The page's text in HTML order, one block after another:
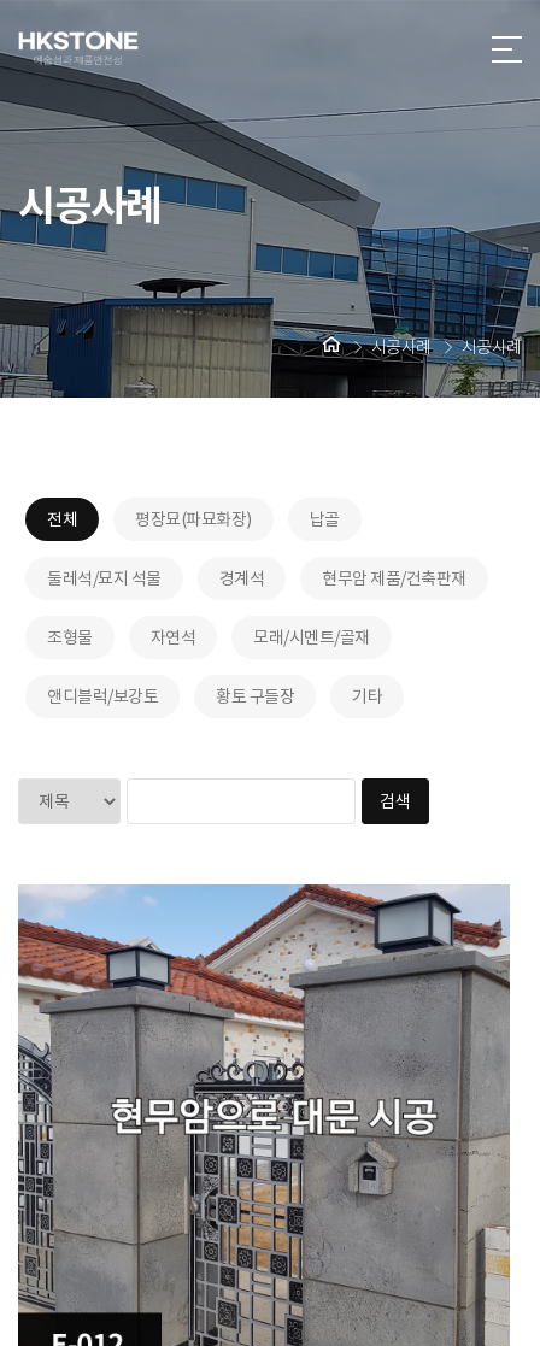
시공사례
시공사례 시공사례
전체 평장묘(파묘화장) 납골
둘레석/묘지 석물 경계석 현무암 제품/건축판재
조형물 자연석 모래/시멘트/골재
앤디블럭/보강토 황토 구들장 기타